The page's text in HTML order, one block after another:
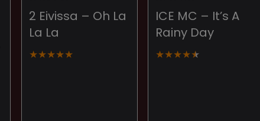
2 Eivissa – Oh La
La La
★★★★★
ICE MC – It’s A
Rainy Day
★★★★★